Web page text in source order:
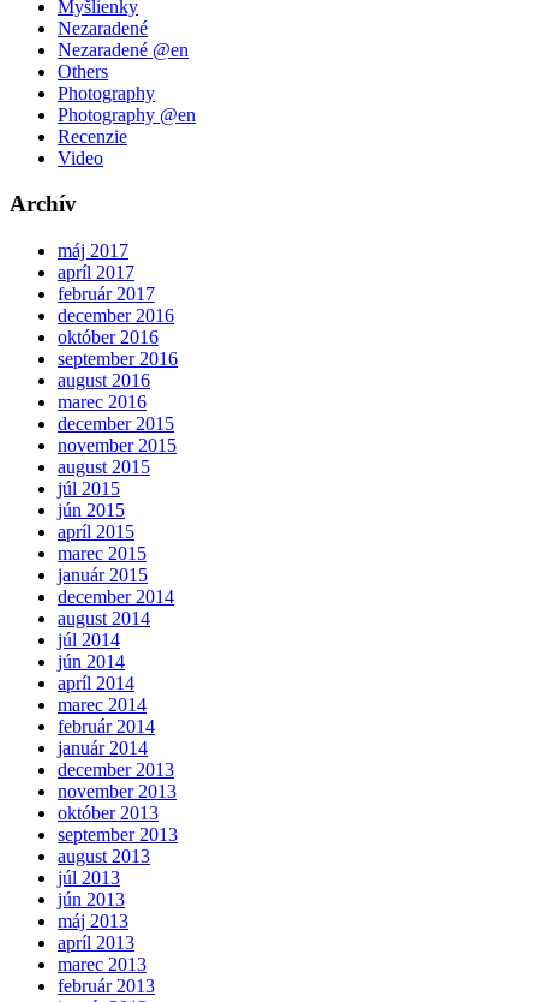
Myšlienky
Nezaradené
Nezaradené @en
Others
Photography
Photography @en
Recenzie
Video
Archív
máj 2017
apríl 2017
február 2017
december 2016
október 2016
september 2016
august 2016
marec 2016
december 2015
november 2015
august 2015
júl 2015
jún 2015
apríl 2015
marec 2015
január 2015
december 2014
august 2014
júl 2014
jún 2014
apríl 2014
marec 2014
február 2014
január 2014
december 2013
november 2013
október 2013
september 2013
august 2013
júl 2013
jún 2013
máj 2013
apríl 2013
marec 2013
február 2013